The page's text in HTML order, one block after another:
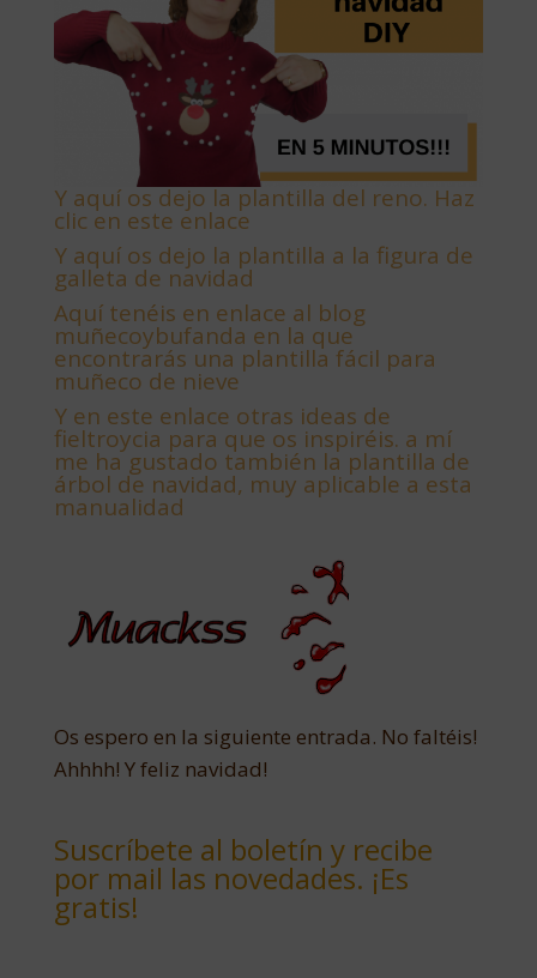
Y aquí os dejo la plantilla del reno. Haz
clic en este enlace
Y aquí os dejo la plantilla a la figura de
galleta de navidad
Aquí tenéis en enlace al blog
muñecoybufanda en la que
encontrarás una plantilla fácil para
muñeco de nieve
Y en este enlace otras ideas de
fieltroycia para que os inspiréis. a mí
me ha gustado también la plantilla de
árbol de navidad, muy aplicable a esta
manualidad
Os espero en la siguiente entrada. No faltéis!
Ahhhh! Y feliz navidad!
Suscríbete al boletín y recibe
por mail las novedades. ¡Es
gratis!